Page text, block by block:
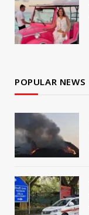
POPULAR NEWS